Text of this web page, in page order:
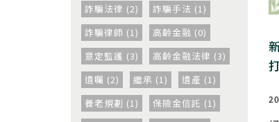
詐騙法律 (2)
詐騙手法 (1)
詐騙律師 (1)
高齡金融 (0)
意定監護 (3)
高齡金融法律 (3)
遺囑 (2)
繼承 (1)
遺產 (1)
養老規劃 (1)
保險金信託 (1)